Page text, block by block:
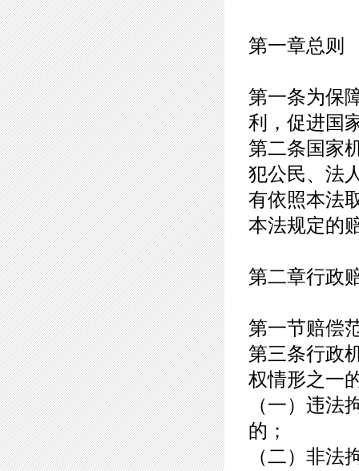
第一章总则
第一条为保
利，促进国
第二条国家
犯公民、法
有依照本法
本法规定的
第二章行政
第一节赔偿
第三条行政
权情形之一
（一）违法
的；
（二）非法